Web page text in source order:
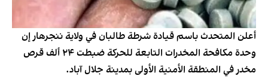
أعلن المتحدث باسم قيادة شرطة طالبان في ولاية ننجرهار إن
وحدة مكافحة المخدرات التابعة للحركة ضبطت ٢٤ ألف قرص
مخدر في المنطقة الأمنية الأولى بمدينة جلال آباد.